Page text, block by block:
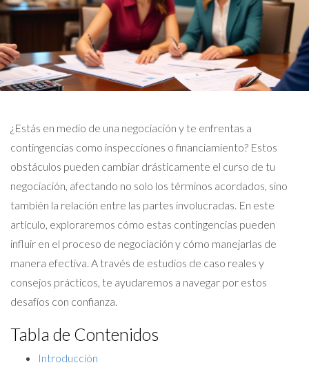
¿Estás en medio de una negociación y te enfrentas a
contingencias como inspecciones o financiamiento? Estos
obstáculos pueden cambiar drásticamente el curso de tu
negociación, afectando no solo los términos acordados, sino
también la relación entre las partes involucradas. En este
artículo, exploraremos cómo estas contingencias pueden
influir en el proceso de negociación y cómo manejarlas de
manera efectiva. A través de estudios de caso reales y
consejos prácticos, te ayudaremos a navegar por estos
desafíos con confianza.
Tabla de Contenidos
Introducción